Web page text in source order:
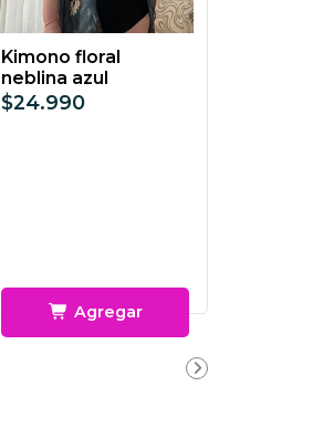
Kimono floral
neblina azul
$24.990
Agregar